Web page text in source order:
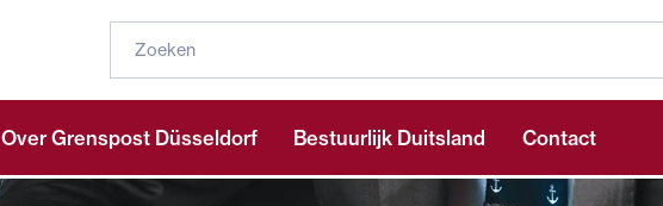
Over Grenspost Düsseldorf Bestuurlijk Duitsland Contact